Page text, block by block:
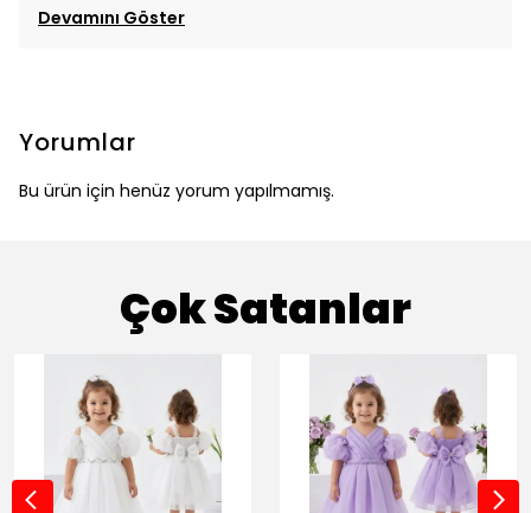
Devamını Göster
Yorumlar
Bu ürün için henüz yorum yapılmamış.
Çok Satanlar